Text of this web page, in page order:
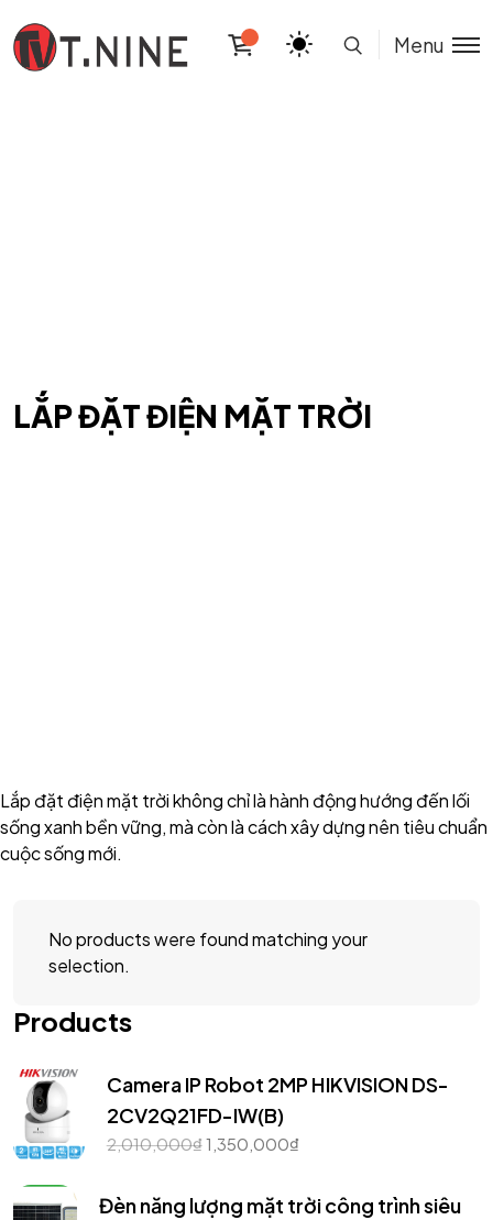
Menu
LẮP ĐẶT ĐIỆN MẶT TRỜI
Lắp đặt điện mặt trời không chỉ là hành động hướng đến lối
sống xanh bền vững, mà còn là cách xây dựng nên tiêu chuẩn
cuộc sống mới.
No products were found matching your
selection.
Products
Camera IP Robot 2MP HIKVISION DS-
2CV2Q21FD-IW(B)
2,010,000₫1,350,000₫
Đèn năng lượng mặt trời công trình siêu